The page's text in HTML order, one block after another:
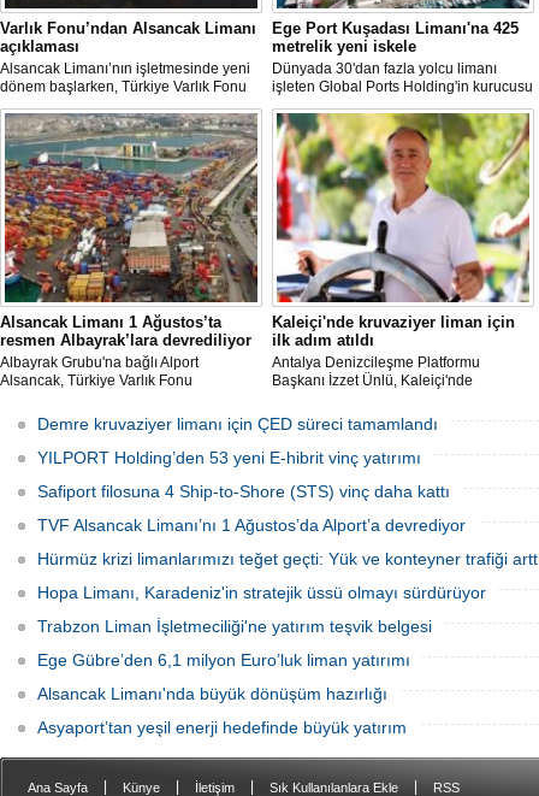
Varlık Fonu’ndan Alsancak Limanı
açıklaması
Alsancak Limanı’nın işletmesinde yeni
dönem başlarken, Türkiye Varlık Fonu
Yatırımlardan Sorumlu Genel Müdür
Yardımcısı Aziz Murat Uluğ, limanda
satış ya da imtiyaz devri yapılmadığını
belirterek, “Yük limanı operasyonlarını
yerli ve milli Alport’a teslim ettik”
açıklamasında bulundu.
Ege Port Kuşadası Limanı'na 425
metrelik yeni iskele
Dünyada 30'dan fazla yolcu limanı
işleten Global Ports Holding'in kurucusu
ve Yönetim Kurulu Başkanı Mehmet
Kutman'ın sahibi olduğu Ege Port
Kuşadası, yeni bir yatırım hamlesine
hazırlanıyor.
Alsancak Limanı 1 Ağustos’ta
resmen Albayrak’lara devrediliyor
Albayrak Grubu'na bağlı Alport
Alsancak, Türkiye Varlık Fonu
yük limanı işletmesini 1 Ağustos 2026
itibarıyla devralacağını liman
kullanıcılarına gönderdiği resmi yazıyla
Kaleiçi'nde kruvaziyer liman için
ilk adım atıldı
Antalya Denizcileşme Platformu
Başkanı İzzet Ünlü, Kaleiçi'nde
Ulaştırma ve Altyapı Bakanlığı 6'ncı
Bölge Müdürlüğü tarafından teknik
çalışma başlatıldığını açıkladı.
Demre kruvaziyer limanı için ÇED süreci tamamlandı
YILPORT Holding’den 53 yeni E-hibrit vinç yatırımı
Safiport filosuna 4 Ship-to-Shore (STS) vinç daha kattı
TVF Alsancak Limanı’nı 1 Ağustos’da Alport’a devrediyor
Hürmüz krizi limanlarımızı teğet geçti: Yük ve konteyner trafiği
Hopa Limanı, Karadeniz'in stratejik üssü olmayı sürdürüyor
Trabzon Liman İşletmeciliği'ne yatırım teşvik belgesi
Ege Gübre’den 6,1 milyon Euro’luk liman yatırımı
Alsancak Limanı'nda büyük dönüşüm hazırlığı
Asyaport’tan yeşil enerji hedefinde büyük yatırım
Ana Sayfa Künye İletişim Sık Kullanılanlara Ekle RSS